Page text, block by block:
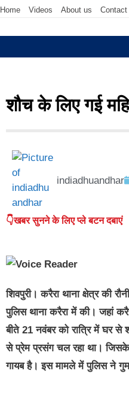
Home Videos About us Contact
शौच के लिए गई
indiadhuandhar
👇खबर सुनने के लिए प्ले बटन दबाएं
शिवपुरी। करैरा थाना क्षेत्र की
पुलिस थाना करैरा में की। जहां
बीते 21 नवंबर को रात्रि में घर
से प्रेम प्रसंग चल रहा था।
गायब है। इस मामले में पुलिस ने